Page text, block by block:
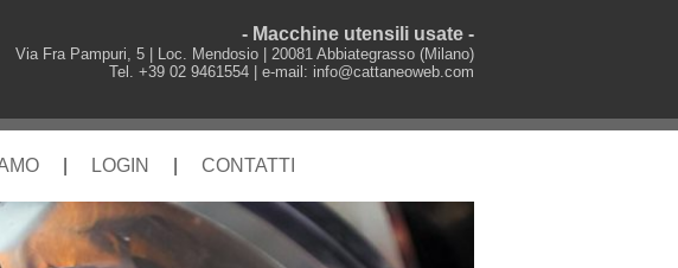
- Macchine utensili usate -
Via Fra Pampuri, 5 | Loc. Mendosio | 20081 Abbiategrasso (Milano)
Tel. +39 02 9461554 | e-mail: info@cattaneoweb.com
| LOGIN CONTATTI